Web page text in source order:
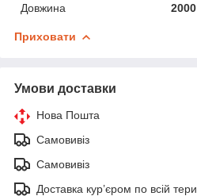
Довжина
Приховати
Умови доставки
Нова Пошта
Самовивіз
Самовивіз
Доставка кур’єром по всій